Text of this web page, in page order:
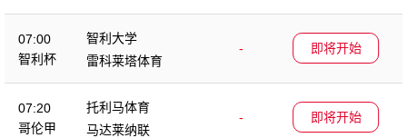
07:00
智利杯
智利大学
-
雷科莱塔体育
即将开始
07:20
哥伦甲
托利马体育
-
马达莱纳联
即将开始